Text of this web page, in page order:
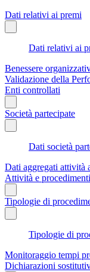
Dati relativi ai premi
Dati relativi ai
Benessere
Validazione della
Enti controllati
Società partecipate
Dati società
Dati aggregati attività
Attività e procedimenti
Tipologie di
Tipologie di
Monitoraggio tempi
Dichiarazioni